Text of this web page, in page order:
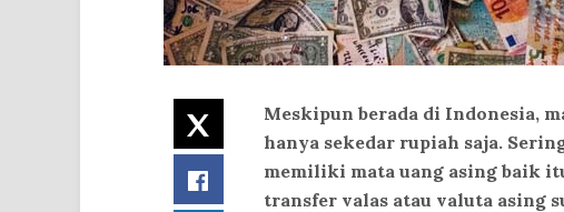
Twitter
Facebook
Meskipun berada di Indonesia,
hanya sekedar rupiah saja.
memiliki mata uang asing baik
transfer valas atau valuta asing